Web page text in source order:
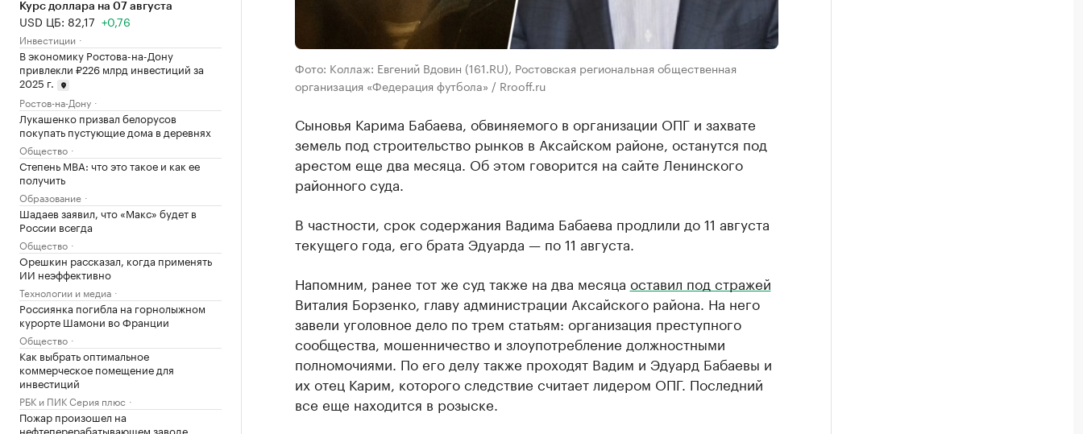
Курс доллара на 07 августа
USD ЦБ: 82,17 +0,76
Инвестиции
В экономику Ростова-на-Дону
привлекли ₽226 млрд инвестиций за
2025 г.
Ростов-на-Дону
Лукашенко призвал белорусов
покупать пустующие дома в деревнях
Общество
Степень MBA: что это такое и как ее
получить
Образование
Шадаев заявил, что «Макс» будет в
России всегда
Общество
Орешкин рассказал, когда применять
ИИ неэффективно
Технологии и медиа
Россиянка погибла на горнолыжном
курорте Шамони во Франции
Общество
Как выбрать оптимальное
коммерческое помещение для
инвестиций
РБК и ПИК Серия плюс
Пожар произошел на
нефтеперерабатывающем заводе
Фото: Коллаж: Евгений Вдовин (161.RU), Ростовская региональная общественная
организация «Федерация футбола» / Rrooff.ru
Сыновья Карима Бабаева, обвиняемого в организации ОПГ и захвате
земель под строительство рынков в Аксайском районе, останутся под
арестом еще два месяца. Об этом говорится на сайте Ленинского
районного суда.
В частности, срок содержания Вадима Бабаева продлили до 11 августа
текущего года, его брата Эдуарда — по 11 августа.
Напомним, ранее тот же суд также на два месяца оставил под стражей
Виталия Борзенко, главу администрации Аксайского района. На него
завели уголовное дело по трем статьям: организация преступного
сообщества, мошенничество и злоупотребление должностными
полномочиями. По его делу также проходят Вадим и Эдуард Бабаевы и
их отец Карим, которого следствие считает лидером ОПГ. Последний
все еще находится в розыске.